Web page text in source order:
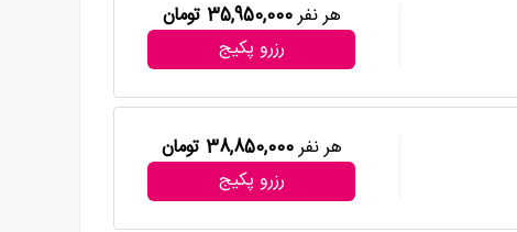
هر نفر35,950,000 تومان
رزرو پکیج
هر نفر38,850,000 تومان
رزرو پکیج